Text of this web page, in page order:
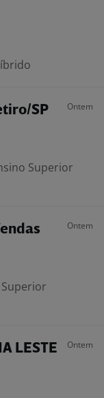
SP Ontem
Superior
Ontem
LESTE
Ontem